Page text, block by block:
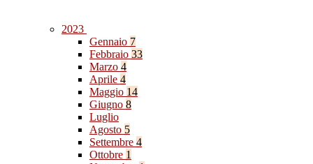
2023
Gennaio 7
Febbraio 33
Marzo 4
Aprile 4
Maggio 14
Giugno 8
Luglio
Agosto 5
Settembre 4
Ottobre 1